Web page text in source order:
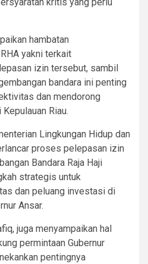
kritis yang perlu
hambatan
yakni terkait
izin tersebut, sambil
bandara ini penting
dan mendorong
Riau.
Lingkungan Hidup dan
proses pelepasan izin
Bandara Raja Haji
strategis untuk
dan peluang investasi di
Ansar.
juga menyampaikan hal
permintaan Gubernur
pentingnya